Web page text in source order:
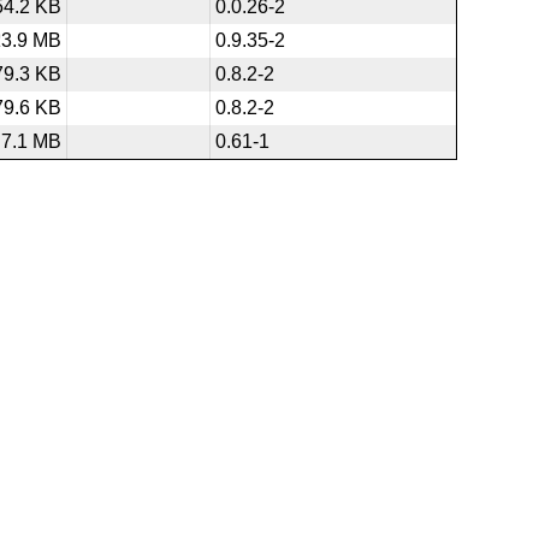
KB
0.0.26-2
MB
0.9.35-2
KB
0.8.2-2
KB
0.8.2-2
7.1 MB 0.61-1